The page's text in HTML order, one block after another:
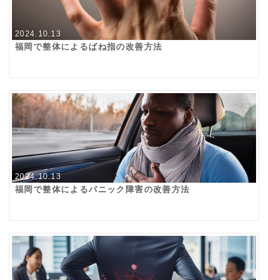
2024.10.13
福岡で整体によるばね指の改善方法
2024.10.13
福岡で整体によるパニック障害の改善方法